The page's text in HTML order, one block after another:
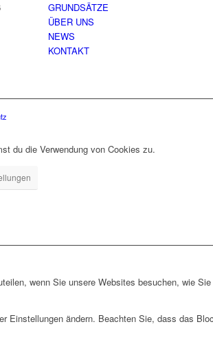
GRUNDSÄTZE
ÜBER UNS
NEWS
KONTAKT
du die Verwendung von Cookies zu.
wenn Sie unsere Websites besuchen, wie
ändern. Beachten Sie, dass das